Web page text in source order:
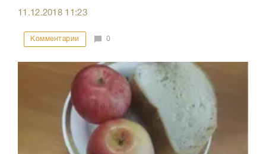
11.12.2018 11:23
Комментарии 0